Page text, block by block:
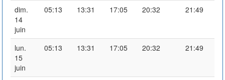
dim.
14
juin
05:13 13:31 17:05 20:32 21:49
lun.
15
juin
05:13 13:31 17:05 20:32 21:49